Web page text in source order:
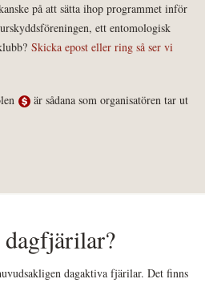
på att sätta ihop programmet inför
ett entomologisk
Skicka epost eller ring så ser vi
är sådana som organisatören tar ut
dagaktiva fjärilar. Det finns